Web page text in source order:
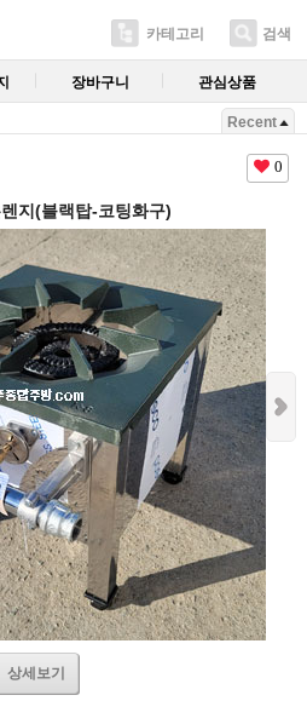
카테고리 검색
장바구니 관심상품
Recent
0
지(블랙탑-코팅화구)
상세보기